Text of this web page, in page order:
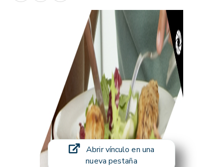
Abrir vínculo en una
nueva pestaña